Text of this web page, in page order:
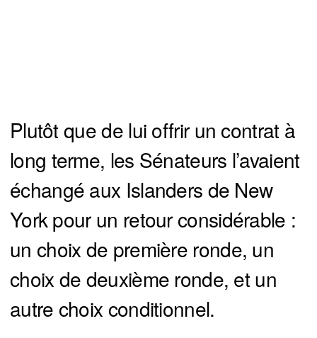
Plutôt que de lui offrir un contrat à
long terme, les Sénateurs l’avaient
échangé aux Islanders de New
York pour un retour considérable :
un choix de première ronde, un
choix de deuxième ronde, et un
autre choix conditionnel.